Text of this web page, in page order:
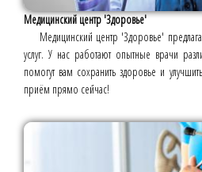
Медицинский центр 'Здоровье'
Медицинский центр 'Здоровье'
услуг. У нас работают опытные врачи
помогут вам сохранить здоровье и
приём прямо сейчас!